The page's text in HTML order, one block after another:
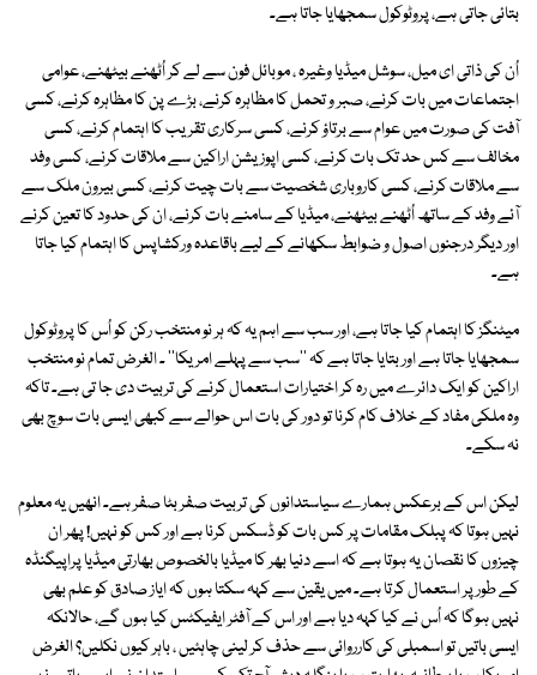
بتائی جاتی ہے، پروٹوکول سمجھایا جاتا ہے۔
اُن کی ذاتی ای میل، سوشل میڈیا وغیرہ ، موبائل فون سے لے کر اُٹھنے بیٹھنے، عوامی
اجتماعات میں بات کرنے، صبر و تحمل کا مظاہرہ کرنے، بڑے پن کا مظاہرہ کرنے، کسی
آفت کی صورت میں عوام سے برتاؤ کرنے، کسی سرکاری تقریب کا اہتمام کرنے، کسی
مخالف سے کس حد تک بات کرنے، کسی اپوزیشن اراکین سے ملاقات کرنے، کسی وفد
سے ملاقات کرنے، کسی کاروباری شخصیت سے بات چیت کرنے، کسی بیرون ملک سے
آئے وفد کے ساتھ اُٹھنے بیٹھنے، میڈیا کے سامنے بات کرنے، ان کی حدود کا تعین کرنے
اور دیگر درجنوں اصول و ضوابط سکھانے کے لیے باقاعدہ ورکشاپس کا اہتمام کیا جاتا
ہے۔
میٹنگز کا اہتمام کیا جاتا ہے، اور سب سے اہم یہ کہ ہر نو منتخب رکن کو اُس کا پروٹوکول
سمجھایا جاتا ہے اور بتایا جاتا ہے کہ ''سب سے پہلے امریکا'' ۔ الغرض تمام نو منتخب
اراکین کو ایک دائرے میں رہ کر اختیارات استعمال کرنے کی تربیت دی جا تی ہے۔ تاکہ
وہ ملکی مفاد کے خلاف کام کرنا تو دور کی بات اس حوالے سے کبھی ایسی بات سوچ بھی
نہ سکے۔
لیکن اس کے برعکس ہمارے سیاستدانوں کی تربیت صفر بٹا صفر ہے۔ انھیں یہ معلوم
نہیں ہوتا کہ پبلک مقامات پر کس بات کو ڈسکس کرنا ہے اور کس کو نہیں! پھر ان
چیزوں کا نقصان یہ ہوتا ہے کہ اسے دنیا بھر کا میڈیا بالخصوص بھارتی میڈیا پراپیگنڈہ
کے طور پر استعمال کرتا ہے۔ میں یقین سے کہہ سکتا ہوں کہ ایاز صادق کو علم بھی
نہیں ہوگا کہ اُس نے کیا کہہ دیا ہے اور اس کے آفٹر ایفیکٹس کیا ہوں گے، حالانکہ
ایسی باتیں تو اسمبلی کی کارروائی سے حذف کر لینی چاہئیں ، باہر کیوں نکلیں؟ الغرض